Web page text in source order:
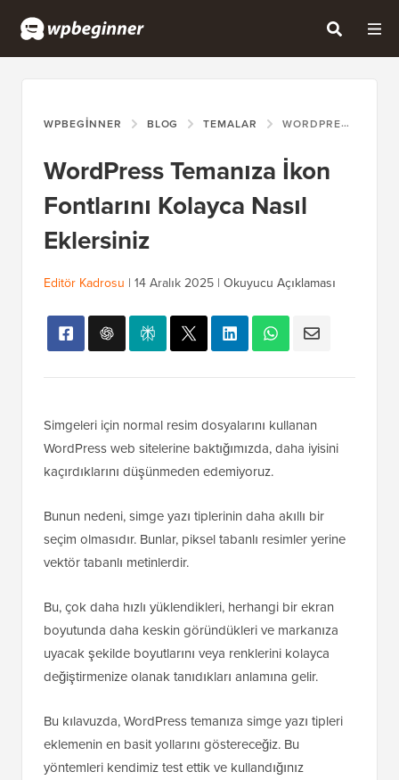
WPBEGINNER BLOG TEMALAR WORDPRESS TEMANIZA İKON FONTLARINI KOLAYCA NASIL EKLERSINIZ
WordPress Temanıza İkon
Fontlarını Kolayca Nasıl
Eklersiniz
Editör Kadrosu | 14 Aralık 2025 | Okuyucu Açıklaması
Simgeleri için normal resim dosyalarını kullanan
WordPress web sitelerine baktığımızda, daha iyisini
kaçırdıklarını düşünmeden edemiyoruz.
Bunun nedeni, simge yazı tiplerinin daha akıllı bir
seçim olmasıdır. Bunlar, piksel tabanlı resimler yerine
vektör tabanlı metinlerdir.
Bu, çok daha hızlı yüklendikleri, herhangi bir ekran
boyutunda daha keskin göründükleri ve markanıza
uyacak şekilde boyutlarını veya renklerini kolayca
değiştirmenize olanak tanıdıkları anlamına gelir.
Bu kılavuzda, WordPress temanıza simge yazı tipleri
eklemenin en basit yollarını göstereceğiz. Bu
yöntemleri kendimiz test ettik ve kullandığınız